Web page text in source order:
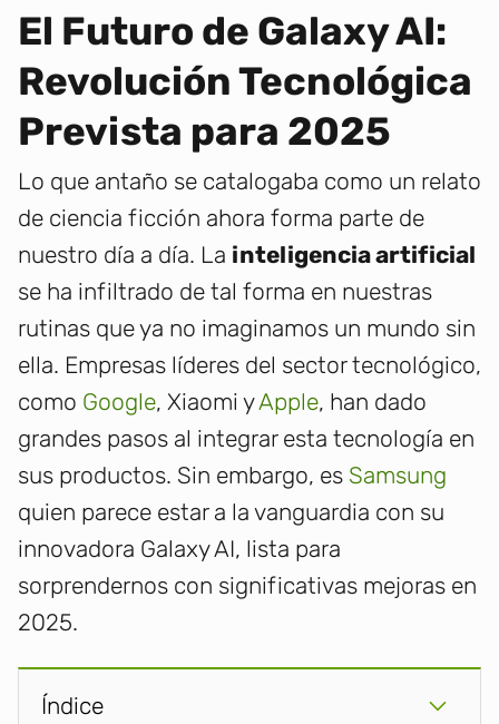
El Futuro de Galaxy AI:
Revolución Tecnológica
Prevista para 2025
Lo que antaño se catalogaba como un relato
de ciencia ficción ahora forma parte de
nuestro día a día. La inteligencia artificial
se ha infiltrado de tal forma en nuestras
rutinas que ya no imaginamos un mundo sin
ella. Empresas líderes del sector tecnológico,
como Google, Xiaomi yApple, han dado
grandes pasos al integrar esta tecnología en
sus productos. Sin embargo, es Samsung
quien parece estar a la vanguardia con su
innovadora Galaxy AI, lista para
sorprendernos con significativas mejoras en
2025.
Índice